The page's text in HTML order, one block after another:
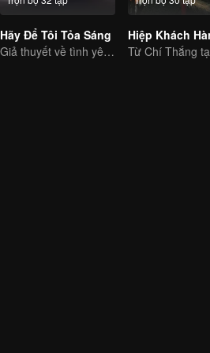
Hãy Để Tôi Tỏa Sáng
Giả thuyết về tình yêu đích thực của Triệu Lộ Tư và Trần Vỹ Đình